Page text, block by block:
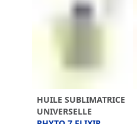
HUILE SUBLIMATRICE
UNIVERSELLE